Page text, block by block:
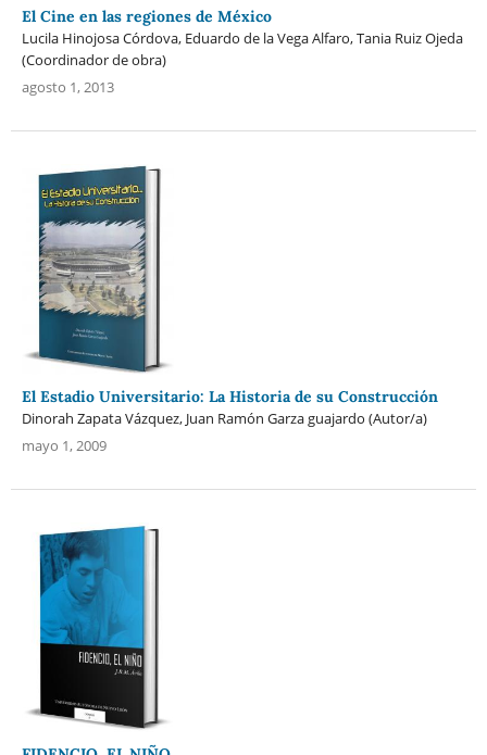
El Cine en las regiones de México
Lucila Hinojosa Córdova, Eduardo de la Vega Alfaro, Tania Ruiz Ojeda
(Coordinador de obra)
agosto 1, 2013
El Estadio Universitario: La Historia de su Construcción
Dinorah Zapata Vázquez, Juan Ramón Garza guajardo (Autor/a)
mayo 1, 2009